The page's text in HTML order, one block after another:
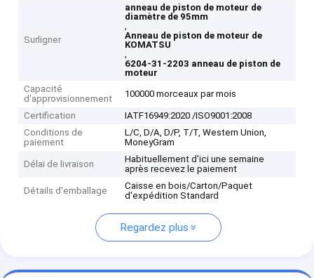
Surligner
anneau de piston de moteur de
diamètre de 95mm
,
Anneau de piston de moteur de
KOMATSU
,
6204-31-2203 anneau de piston de
moteur
Capacité
d'approvisionnement
100000 morceaux par mois
Certification
IATF16949:2020 /ISO9001:2008
Conditions de
paiement
L/C, D/A, D/P, T/T, Western Union,
MoneyGram
Délai de livraison
Habituellement d'ici une semaine
après recevez le paiement
Détails d'emballage
Caisse en bois/Carton/Paquet
d'expédition Standard
Regardez plus